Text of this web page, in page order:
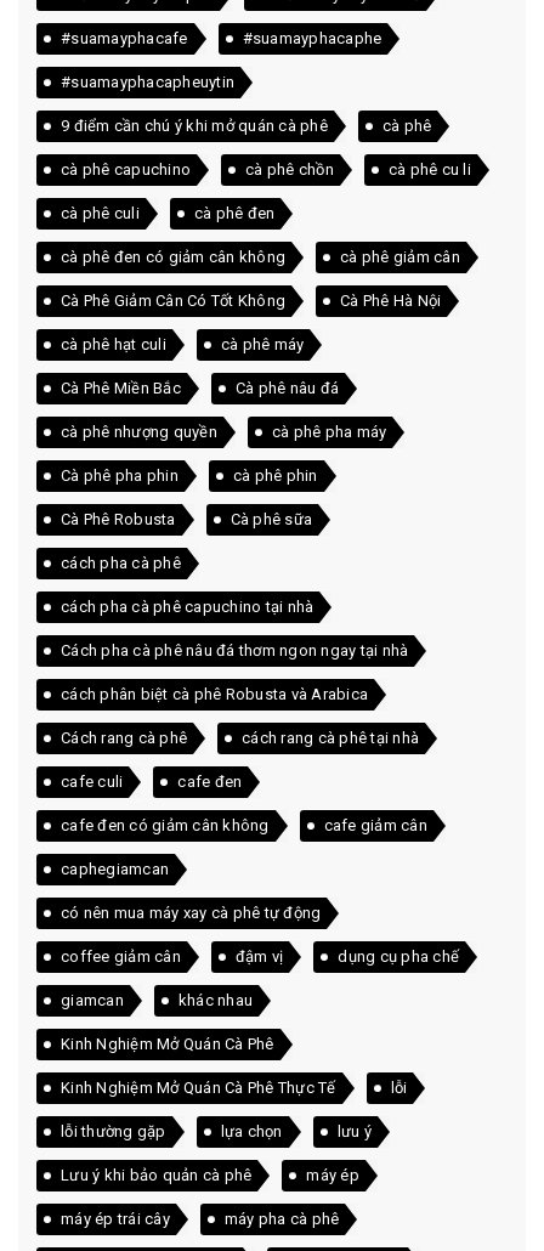
#suamayphacafe #suamayphacaphe
#suamayphacapheuytin
9 điểm cần chú ý khi mở quán cà phê cà phê
cà phê capuchino cà phê chồn cà phê cu li
cà phê culi cà phê đen
cà phê đen có giảm cân không cà phê giảm cân
Cà Phê Giảm Cân Có Tốt Không Cà Phê Hà Nội
cà phê hạt culi cà phê máy
Cà Phê Miền Bắc Cà phê nâu đá
cà phê nhượng quyền cà phê pha máy
Cà phê pha phin cà phê phin
Cà Phê Robusta Cà phê sữa
cách pha cà phê
cách pha cà phê capuchino tại nhà
Cách pha cà phê nâu đá thơm ngon ngay tại nhà
cách phân biệt cà phê Robusta và Arabica
Cách rang cà phê cách rang cà phê tại nhà
cafe culi cafe đen
cafe đen có giảm cân không cafe giảm cân
caphegiamcan
có nên mua máy xay cà phê tự động
coffee giảm cân đậm vị dụng cụ pha chế
giamcan khác nhau
Kinh Nghiệm Mở Quán Cà Phê
Kinh Nghiệm Mở Quán Cà Phê Thực Tế lỗi
lỗi thường gặp lựa chọn lưu ý
Lưu ý khi bảo quản cà phê máy ép
máy ép trái cây máy pha cà phê